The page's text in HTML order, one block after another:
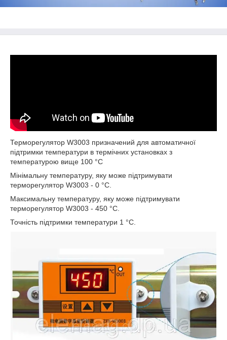
Терморегулятор W3003 призначений для автоматичної
підтримки температури в термічних установках з
температурою вище 100 °С
Мінімальну температуру, яку може підтримувати
терморегулятор W3003 - 0 °С.
Максимальну температуру, яку може підтримувати
терморегулятор W3003 - 450 °С.
Точність підтримки температури 1 °С.